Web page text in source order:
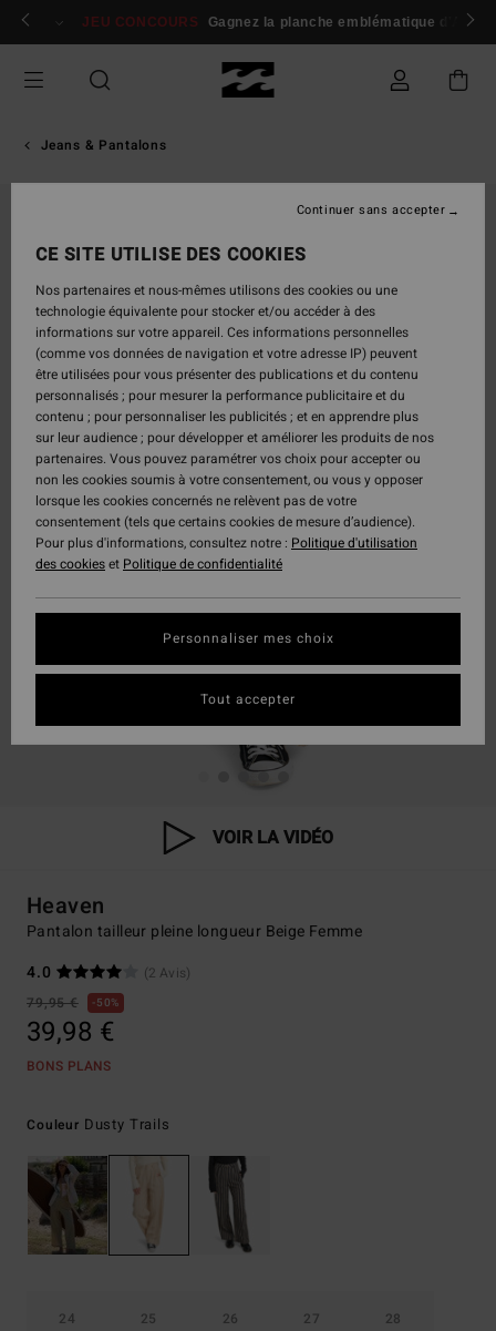
Passer
Se connecter / s'inscrire
JEU CONCOURS Gagnez la planche emblématique d'Andy
Jeans & Pantalons
VOIR LA VIDÉO
Heaven
Pantalon tailleur pleine longueur Beige Femme
4.0
(2 Avis)
79,95 €
50%
39,98 €
BONS PLANS
Couleur Dusty Trails
24 25 26 27 28
CE SITE UTILISE DES COOKIES
Nos partenaires et nous-mêmes utilisons des cookies ou une
technologie équivalente pour stocker et/ou accéder à des
informations sur votre appareil. Ces informations personnelles
(comme vos données de navigation et votre adresse IP) peuvent
être utilisées pour vous présenter des publications et du contenu
personnalisés ; pour mesurer la performance publicitaire et du
contenu ; pour personnaliser les publicités ; et en apprendre plus
sur leur audience ; pour développer et améliorer les produits de nos
partenaires. Vous pouvez paramétrer vos choix pour accepter ou
non les cookies soumis à votre consentement, ou vous y opposer
lorsque les cookies concernés ne relèvent pas de votre
consentement (tels que certains cookies de mesure d’audience).
Pour plus d'informations, consultez notre : Politique d'utilisation
des cookieset Politique de confidentialité
Personnaliser mes choix
Continuer sans accepter
Tout accepter